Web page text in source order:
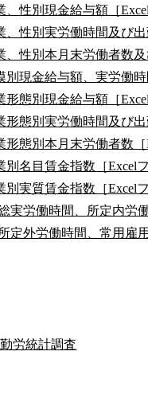
、性別現金給与額［
、性別実労働時間及び
、性別本月末労働者数
別現金給与額、実労働
形態別現金給与額［
形態別実労働時間及び
形態別本月末労働者数
別名目賃金指数［Excel
別実質賃金指数［Excel
実労働時間、所定内労
定外労働時間、常用雇
労統計調査